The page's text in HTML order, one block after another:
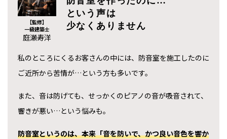
【監修】
一級建築士
庭瀬寿洋
という声は
少なくありません
私のところにくるお客さんの中には、防音室を施工したのに
ご近所から苦情が…という方も多いです。
また、音は防げても、せっかくのピアノの音が吸音されて、
響きが悪い…という悩みも。
防音室というのは、本来「音を防いで、かつ良い音色を響か